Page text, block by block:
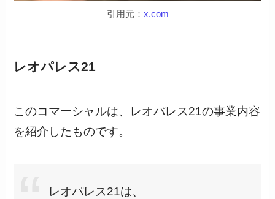
引用元： x.com
レオパレス21
このコマーシャルは、レオパレス21の事業内容
を紹介したものです。
レオパレス21は、